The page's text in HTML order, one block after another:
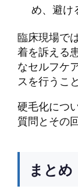
め、避け
臨床現場で
着を訴える
なセルフケ
スを行うこ
硬毛化につ
質問とその
まとめ